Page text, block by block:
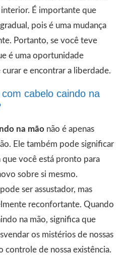
interior. É importante que
pois é uma mudança
Portanto, se você teve
é uma oportunidade
curar e encontrar a liberdade.
cabelo caindo na
na mão não é apenas
Ele também pode significar
você está pronto para
sobre si mesmo.
ser assustador, mas
reconfortante. Quando
na mão, significa que
os mistérios de nossas
controle de nossa existência.